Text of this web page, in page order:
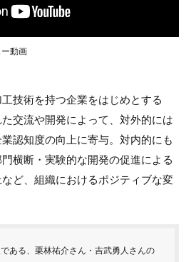
動画
技術を持つ企業をはじめとする
た交流や開発によって、対外的には
認知度の向上に寄与。対内的にも
横断・実験的な開発の促進による
ど、組織におけるポジティブな変
ある、栗林祐介さん・吉武勇人さんの